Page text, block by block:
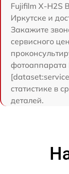
Fujifilm X-H2S
Иркутске и
Закажите
сервисного
фотоаппарата
статистике в
деталей.